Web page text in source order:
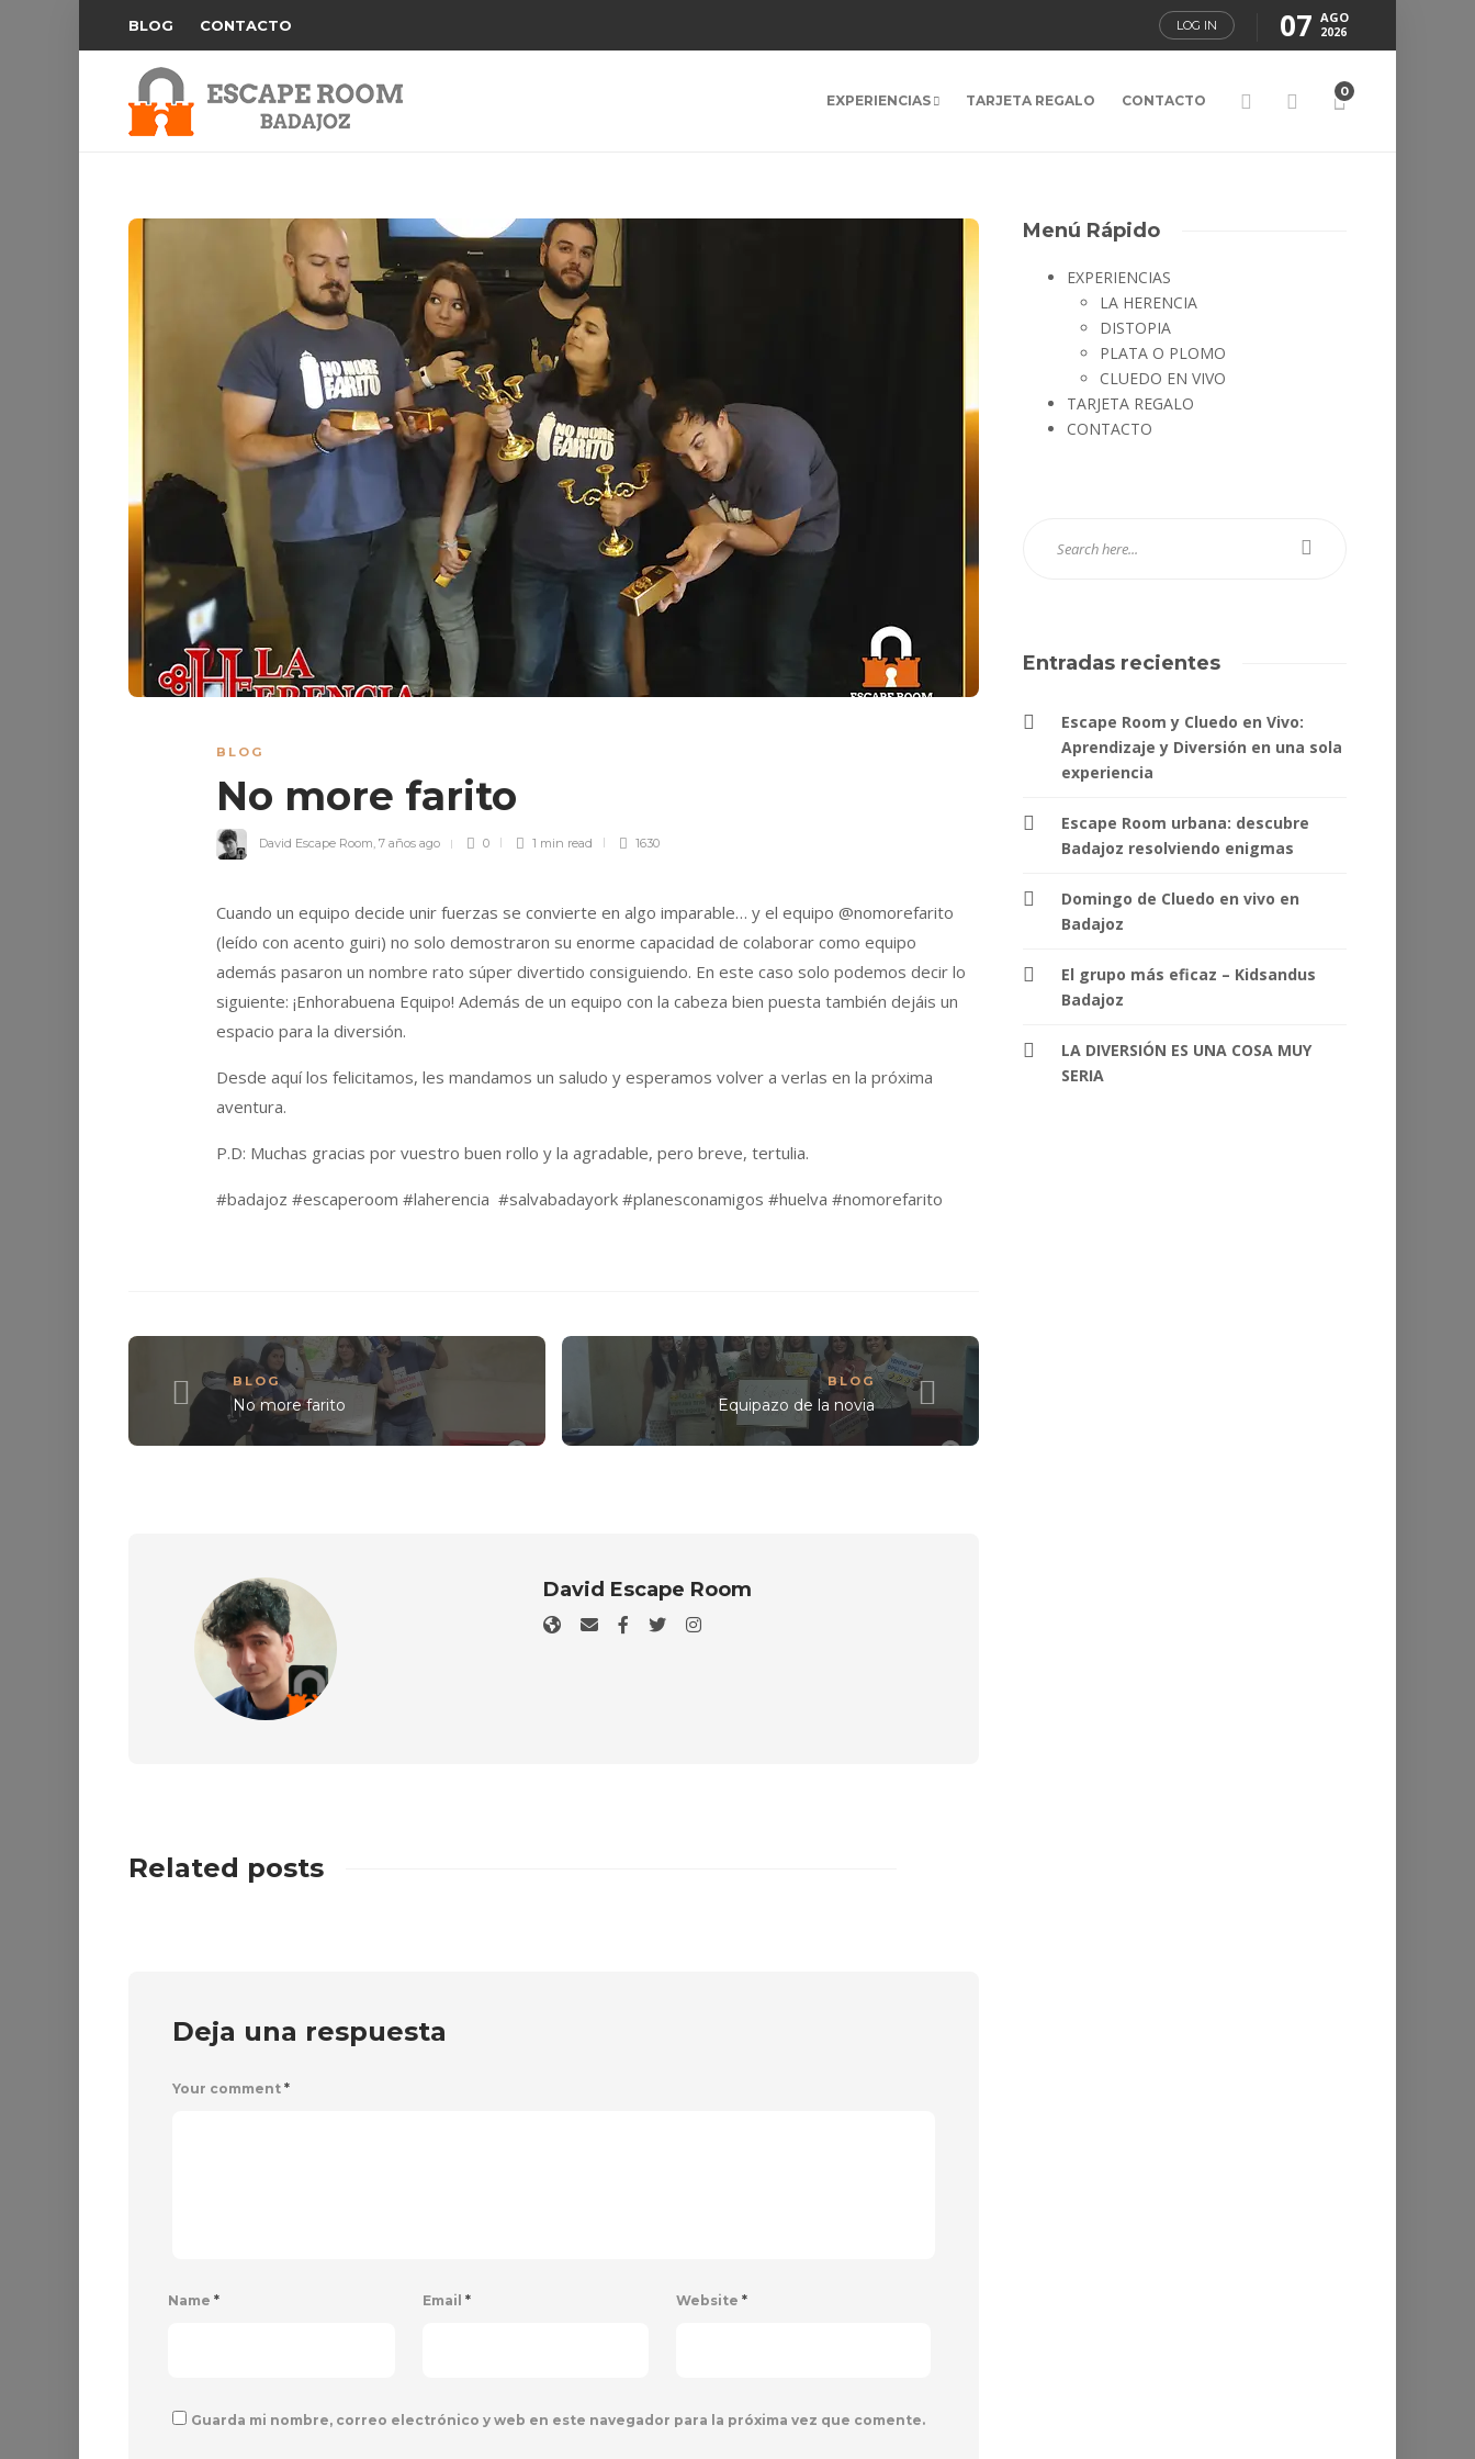
BLOG CONTACTO LOG IN 07 AGO
2026
EXPERIENCIAS TARJETA REGALO CONTACTO
0
BLOG
No more farito
David Escape Room, 7 años ago 0 1 min read 1630
Cuando un equipo decide unir fuerzas se convierte en algo imparable… y el equipo @nomorefarito
(leído con acento guiri) no solo demostraron su enorme capacidad de colaborar como equipo
además pasaron un nombre rato súper divertido consiguiendo. En este caso solo podemos decir lo
siguiente: ¡Enhorabuena Equipo! Además de un equipo con la cabeza bien puesta también dejáis un
espacio para la diversión.
Desde aquí los felicitamos, les mandamos un saludo y esperamos volver a verlas en la próxima
aventura.
P.D: Muchas gracias por vuestro buen rollo y la agradable, pero breve, tertulia.
#badajoz #escaperoom #laherencia #salvabadayork #planesconamigos #huelva #nomorefarito
BLOG
No more farito
BLOG
Equipazo de la novia
David Escape Room
Related posts
Deja una respuesta
Your comment *
Name * Email * Website*
Guarda mi nombre, correo electrónico y web en este navegador para la próxima vez que comente.
Menú Rápido
EXPERIENCIAS
LA HERENCIA
DISTOPIA
PLATA O PLOMO
CLUEDO EN VIVO
TARJETA REGALO
CONTACTO
Entradas recientes
Escape Room y Cluedo en Vivo:
Aprendizaje y Diversión en una sola
experiencia
Escape Room urbana: descubre
Badajoz resolviendo enigmas
Domingo de Cluedo en vivo en
Badajoz
El grupo más eficaz – Kidsandus
Badajoz
LA DIVERSIÓN ES UNA COSA MUY
SERIA